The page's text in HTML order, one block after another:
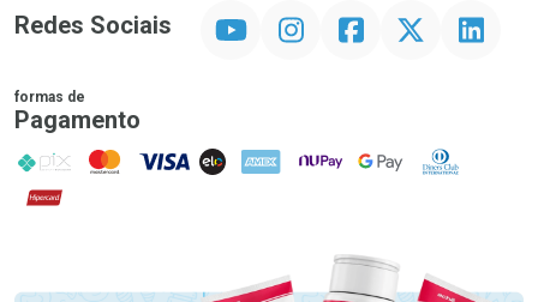
Redes Sociais InstagramFacebookTwitter Linkedin
formas de
Pagamento
PIX MasterCard
VISA ELO AMEX NuPay Google PayDiners Club
Hipercard
Promoção em Destaque